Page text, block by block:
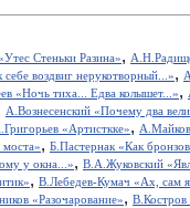
Cтеньки Разина»,
воздвиг нерукотворный...»,
«Ночь тиха... Едва колышет...»,
А.Вознесенский «Почему два
«Артисткке»,
, Б.Пастернак «Как
у окна...», В.А.Жуковский
, В.Лебедев-Кумач «Ах, сам я
«Разочарование», В.Костров